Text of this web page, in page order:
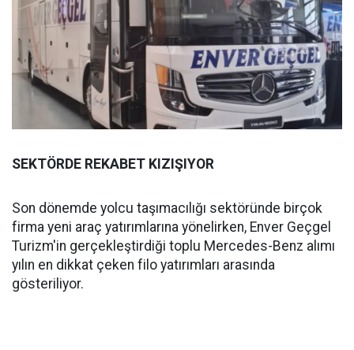
SEKTÖRDE REKABET KIZIŞIYOR
Son dönemde yolcu taşımacılığı sektöründe birçok
firma yeni araç yatırımlarına yönelirken, Enver Geçgel
Turizm'in gerçekleştirdiği toplu Mercedes-Benz alımı
yılın en dikkat çeken filo yatırımları arasında
gösteriliyor.